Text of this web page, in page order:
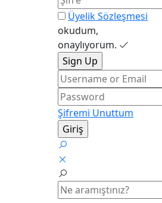
Üyelik Sözleşmesi
okudum,
onaylıyorum.
Şifremi Unuttum